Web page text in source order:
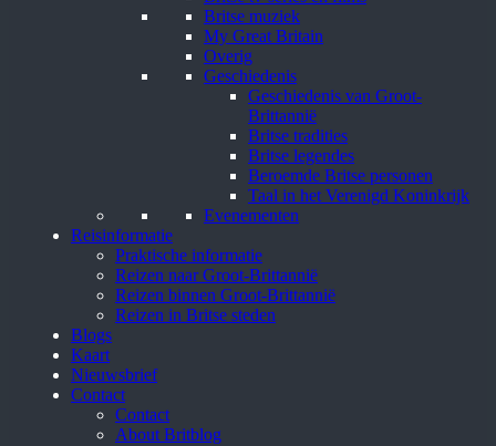
Britse muziek
My Great Britain
Overig
Geschiedenis
Geschiedenis van Groot-
Brittannië
Britse tradities
Britse legendes
Beroemde Britse personen
Taal in het Verenigd Koninkrijk
Evenementen
Reisinformatie
Praktische informatie
Reizen naar Groot-Brittannië
Reizen binnen Groot-Brittannië
Reizen in Britse steden
Blogs
Kaart
Nieuwsbrief
Contact
Contact
About Britblog